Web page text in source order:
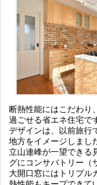
断熱性能にはこだわり
過ごせる省エネ住宅で
デザインは、以前旅行
地方をイメージしまし
立山連峰が一望できる
グにコンサバトリー（
大開口窓にはトリプル